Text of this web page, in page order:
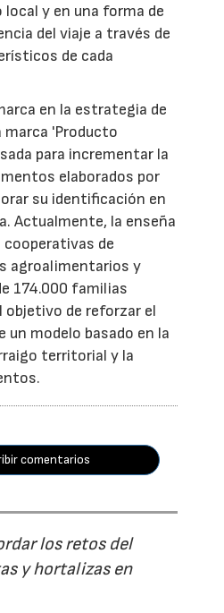
y en una forma de
del viaje a través de
de cada
en la estrategia de
marca 'Producto
para incrementar la
elaborados por
su identificación en
Actualmente, la enseña
cooperativas de
agroalimentarios y
174.000 familias
objetivo de reforzar el
un modelo basado en la
territorial y la
comentarios
los retos del
y hortalizas en